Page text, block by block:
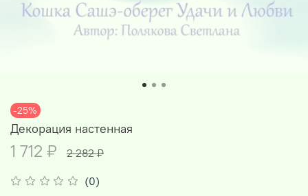
-25%
(0)
Декорация настенная
1 712 ₽ 2 282 ₽